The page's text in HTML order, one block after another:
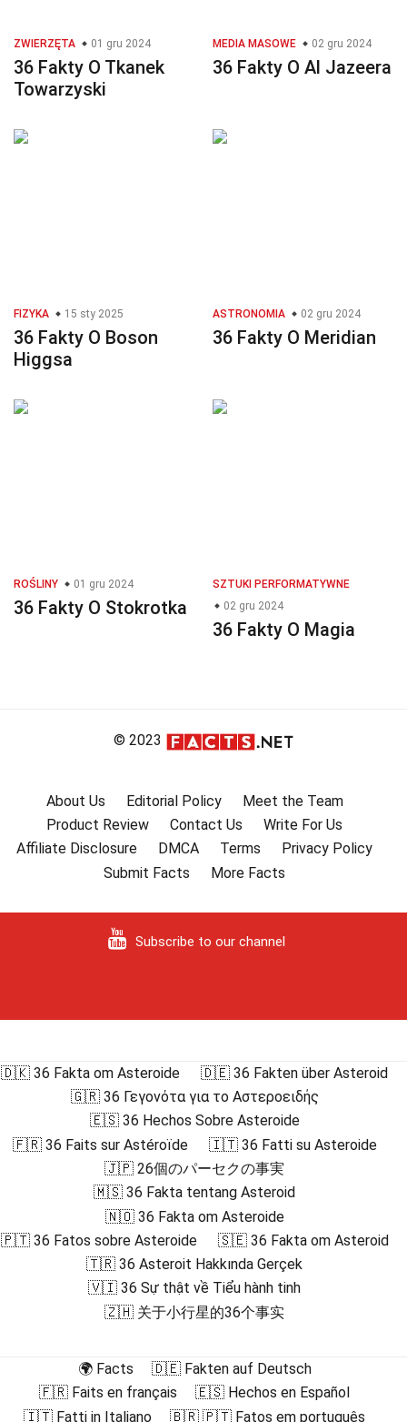
ZWIERZĘTA 01 gru 2024
36 Fakty O Tkanek
Towarzyski
MEDIA MASOWE 02 gru 2024
36 Fakty O Al Jazeera
FIZYKA 15 sty 2025
36 Fakty O Boson
Higgsa
ASTRONOMIA 02 gru 2024
36 Fakty O Meridian
ROŚLINY 01 gru 2024
36 Fakty O Stokrotka
SZTUKI PERFORMATYWNE
02 gru 2024
36 Fakty O Magia
© 2023
About Us Editorial Policy
Meet the Team
Product Review
Contact Us
Write For Us
Affiliate Disclosure
DMCA Terms
Privacy Policy
Submit Facts
More Facts
Subscribe to our channel
🇩🇰 36 Fakta om Asteroide
🇩🇪 36 Fakten über Asteroid
🇬🇷 36 Γεγονότα για το Αστεροειδής
🇪🇸 36 Hechos Sobre Asteroide
🇫🇷 36 Faits sur Astéroïde
🇮🇹 36 Fatti su Asteroide
🇯🇵 26個のパーセクの事実
🇲🇸 36 Fakta tentang Asteroid
🇳🇴 36 Fakta om Asteroide
🇵🇹 36 Fatos sobre Asteroide
🇸🇪 36 Fakta om Asteroid
🇹🇷 36 Asteroit Hakkında Gerçek
🇻🇮 36 Sự thật về Tiểu hành tinh
🇿🇭 关于小行星的36个事实
🌍 Facts
🇩🇪 Fakten auf Deutsch
🇫🇷 Faits en français
🇪🇸 Hechos en Español
🇮🇹 Fatti in Italiano
🇧🇷 🇵🇹 Fatos em português